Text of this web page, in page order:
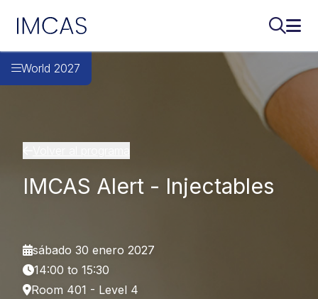
IMCAS
World 2027
IMCAS Alert - Injectables
sábado 30 enero 2027
14:00 to 15:30
Room 401 - Level 4